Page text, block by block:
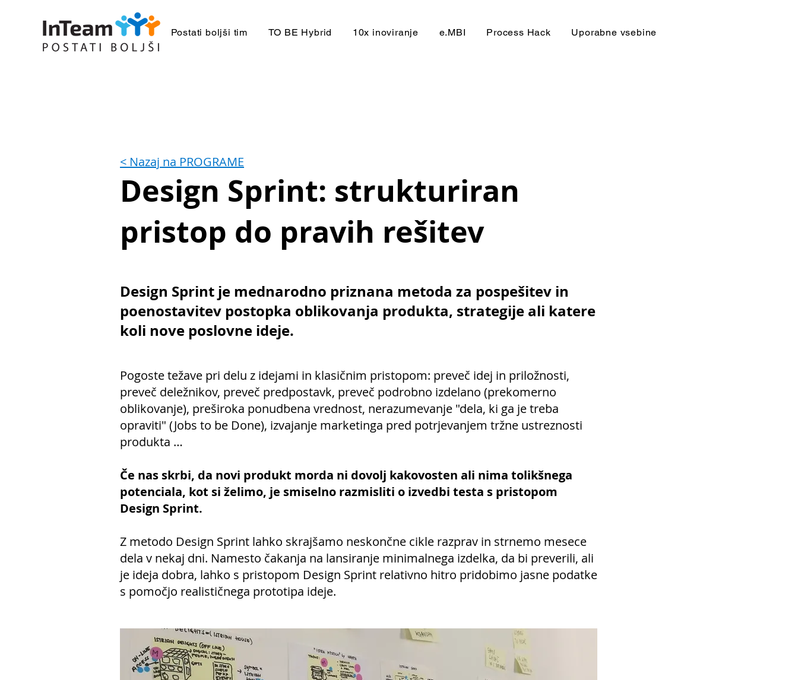
Postati boljši tim TO BE Hybrid 10x inoviranje e.MBI Process Hack Uporabne vsebine
< Nazaj na PROGRAME
Design Sprint: strukturiran
pristop do pravih rešitev
Design Sprint je mednarodno priznana metoda za pospešitev in
poenostavitev postopka oblikovanja produkta, strategije ali katere
koli nove poslovne ideje.
Pogoste težave pri delu z idejami in klasičnim pristopom: preveč idej in priložnosti,
preveč deležnikov, preveč predpostavk, preveč podrobno izdelano (prekomerno
oblikovanje), preširoka ponudbena vrednost, nerazumevanje "dela, ki ga je treba
opraviti" (Jobs to be Done), izvajanje marketinga pred potrjevanjem tržne ustreznosti
produkta …
Če nas skrbi, da novi produkt morda ni dovolj kakovosten ali nima tolikšnega
potenciala, kot si želimo, je smiselno razmisliti o izvedbi testa s pristopom
Design Sprint.
Z metodo Design Sprint lahko skrajšamo neskončne cikle razprav in strnemo mesece
dela v nekaj dni. Namesto čakanja na lansiranje minimalnega izdelka, da bi preverili, ali
je ideja dobra, lahko s pristopom Design Sprint relativno hitro pridobimo jasne podatke
s pomočjo realističnega prototipa ideje.